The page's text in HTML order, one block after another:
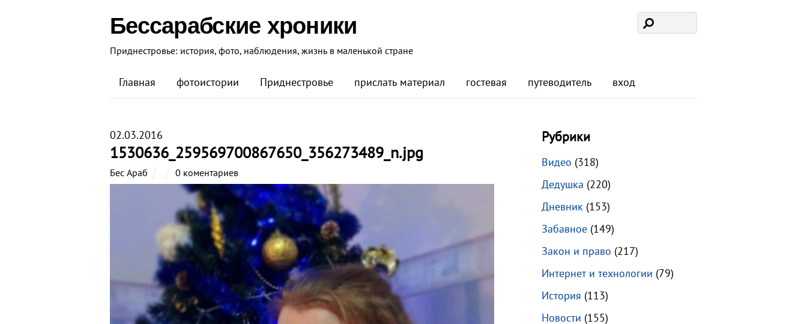
Бессарабские хроники
Приднестровье: история, фото, наблюдения, жизнь в маленькой стране
Главная фотоистории Приднестровье прислать материал гостевая путеводитель вход
02.03.2016
1530636_259569700867650_356273489_n.jpg
Бес Араб 0 коментариев
Рубрики
Видео (318)
Дедушка (220)
Дневник(153)
Забавное(149)
Закон и право (217)
Интернет и технологии (79)
История (113)
Новости (155)